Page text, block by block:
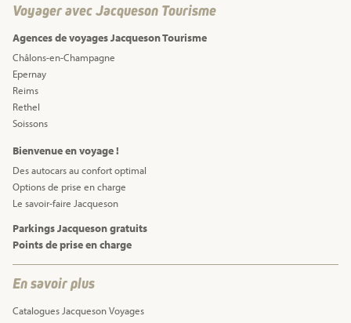
Voyager avec Jacqueson Tourisme
Agences de voyages Jacqueson Tourisme
Châlons-en-Champagne
Epernay
Reims
Rethel
Soissons
Bienvenue en voyage !
Des autocars au confort optimal
Options de prise en charge
Le savoir-faire Jacqueson
Parkings Jacqueson gratuits
Points de prise en charge
En savoir plus
Catalogues Jacqueson Voyages